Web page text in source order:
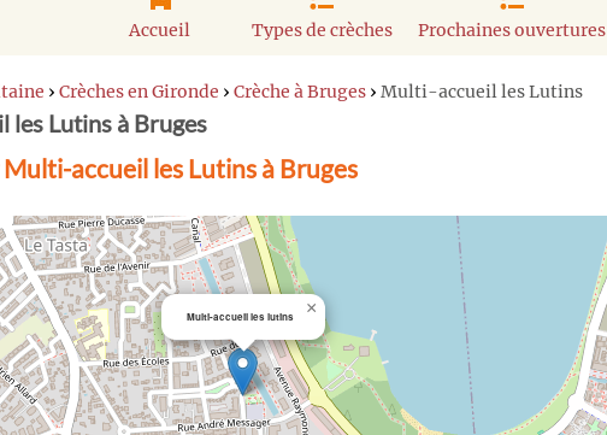
Accueil Types de crèches Prochaines ouvertures
› Crèches en Gironde › Crèche à Bruges › Multi-accueil les Lutins
les Lutins à Bruges
accueil les Lutins à Bruges
Multi-accueil les lutins ×